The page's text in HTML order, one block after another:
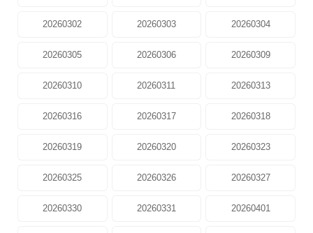
20260302 20260303 20260304
20260305 20260306 20260309
20260310 20260311 20260313
20260316 20260317 20260318
20260319 20260320 20260323
20260325 20260326 20260327
20260330 20260331 20260401